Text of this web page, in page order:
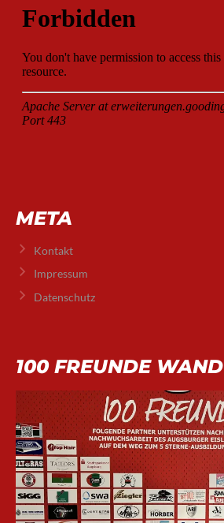
META
Kontakt
Impressum
Datenschutz
100 FREUNDE WAND